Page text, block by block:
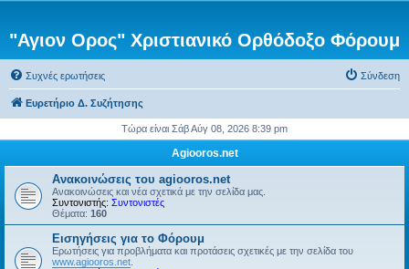
"Αγιον Ορος" Χριστιανικό Ορθόδοξο Φόρουμ
Συχνές ερωτήσεις Σύνδεση
Ευρετήριο Δ. Συζήτησης
Τώρα είναι Σάβ Αύγ 08, 2026 8:39 pm
Agiooros.net
Ανακοινώσεις του agiooros.net
Ανακοινώσεις και νέα σχετικά με την σελίδα μας.
Συντονιστής: Συντονιστές
Θέματα: 160
Εισηγήσεις για το Φόρουμ
Ερωτήσεις για προβλήματα και προτάσεις σχετικές με την σελίδα του
www.agiooros.net